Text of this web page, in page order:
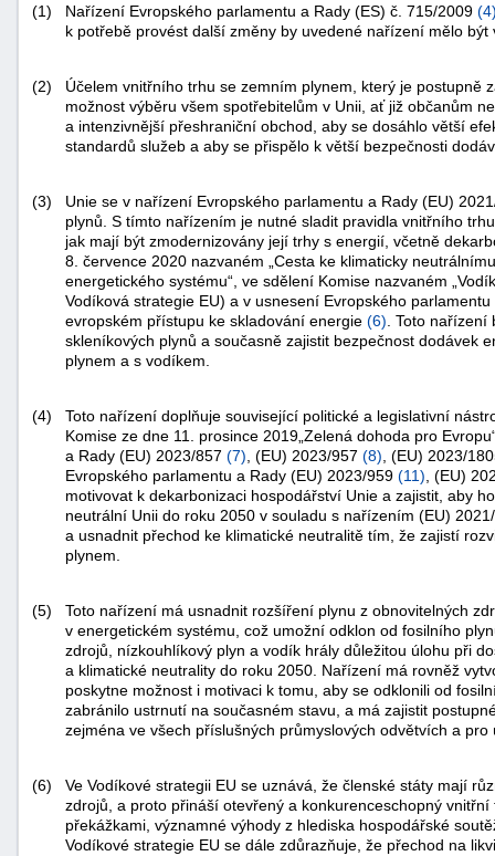
(1) Nařízení Evropského parlamentu a Rady (ES) č. 715/2009 (4
k potřebě provést další změny by uvedené nařízení mělo
(2)
Účelem vnitřního trhu se zemním plynem, který je postupně
možnost výběru všem spotřebitelům v Unii, ať již občanům
a intenzivnější přeshraniční obchod, aby se dosáhlo větší
standardů služeb a aby se přispělo k větší bezpečnosti
(3)
Unie se v nařízení Evropského parlamentu a Rady (EU)
plynů. S tímto nařízením je nutné sladit pravidla vnitřního
jak mají být zmodernizovány její trhy s energií, včetně
8. července 2020 nazvaném „Cesta ke klimaticky
energetického systému“, ve sdělení Komise nazvaném
Vodíková strategie EU) a v usnesení Evropského
evropském přístupu ke skladování energie (6) . Toto
skleníkových plynů a současně zajistit bezpečnost dodávek
plynem a s vodíkem.
(4)
Toto nařízení doplňuje související politické a legislativní
Komise ze dne 11. prosince 2019„Zelená dohoda pro
a Rady (EU) 2023/857 (7) , (EU) 2023/957 (8) , (EU) 2023/
Evropského parlamentu a Rady (EU) 2023/959 (11) , (EU)
motivovat k dekarbonizaci hospodářství Unie a zajistit, aby
neutrální Unii do roku 2050 v souladu s nařízením (EU)
a usnadnit přechod ke klimatické neutralitě tím, že zajistí
plynem.
(5)
Toto nařízení má usnadnit rozšíření plynu z obnovitelných
v energetickém systému, což umožní odklon od fosilního
zdrojů, nízkouhlíkový plyn a vodík hrály důležitou úlohu při
a klimatické neutrality do roku 2050. Nařízení má rovněž
poskytne možnost i motivaci k tomu, aby se odklonili od
zabránilo ustrnutí na současném stavu, a má zajistit
zejména ve všech příslušných průmyslových odvětvích a pro
(6)
Ve Vodíkové strategii EU se uznává, že členské státy mají
zdrojů, a proto přináší otevřený a konkurenceschopný
překážkami, významné výhody z hlediska hospodářské
Vodíkové strategie EU se dále zdůrazňuje, že přechod na
+náhrady
-
náhrady
"náhradě